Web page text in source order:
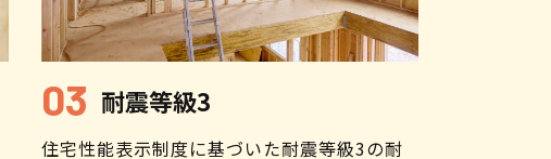
耐震等級3
住宅性能表示制度に基づいた耐震等級3の耐